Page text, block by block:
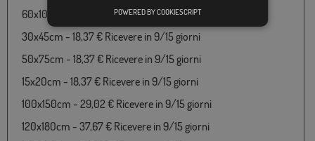
60x100cm - 18,37 € Ricevere in 9/15 giorni
30x45cm - 18,37 € Ricevere in 9/15 giorni
50x75cm - 18,37 € Ricevere in 9/15 giorni
15x20cm - 18,37 € Ricevere in 9/15 giorni
100x150cm - 29,02 € Ricevere in 9/15 giorni
120x180cm - 37,67 € Ricevere in 9/15 giorni
POWERED BY COOKIESCRIPT